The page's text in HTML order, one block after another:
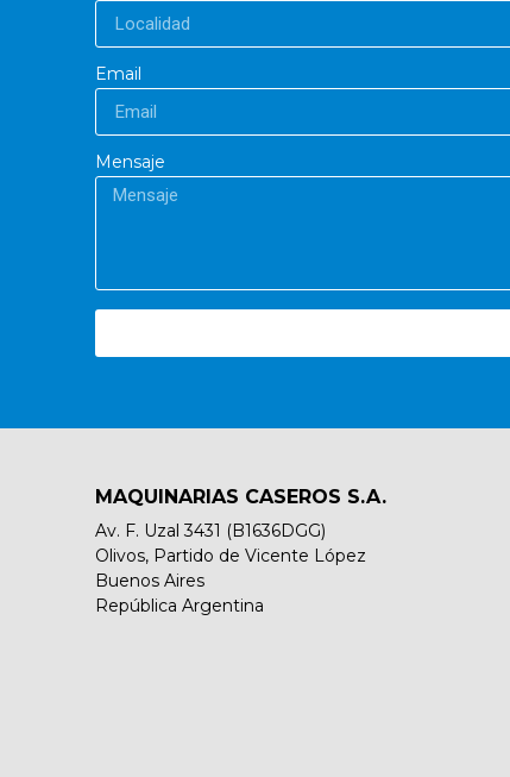
Email
Mensaje
MAQUINARIAS CASEROS S.A.
Av. F. Uzal 3431 (B1636DGG)
Olivos, Partido de Vicente López
Buenos Aires
República Argentina